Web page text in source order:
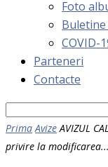
Foto
COVID-
Parteneri
Contacte
Prima Avize AVIZUL
privire la modificarea...